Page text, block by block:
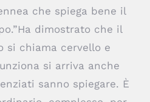
che spiega bene il
dimostrato che il
si chiama cervello e
si arriva anche
sanno spiegare. È